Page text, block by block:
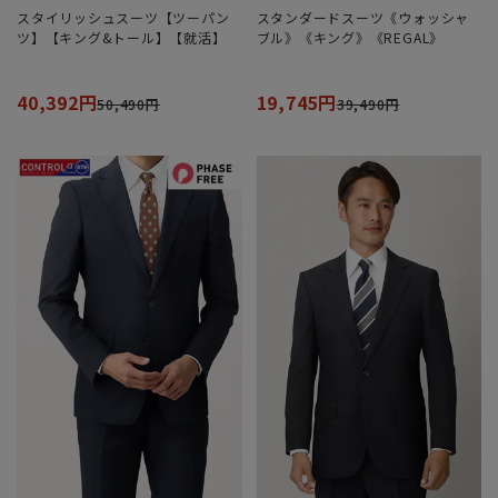
スタイリッシュスーツ【ツーパン
ツ】【キング&トール】【就活】
40,392円50,490円
スタンダードスーツ《ウォッシャ
ブル》《キング》《REGAL》
19,745円39,490円